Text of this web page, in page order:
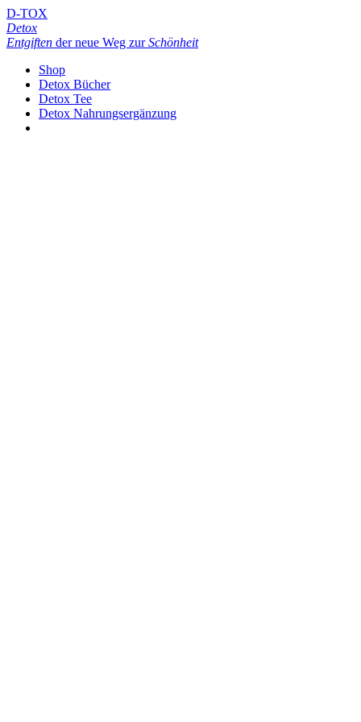
D-TOX
Detox
Entgiften der neue Weg zurSchönheit
Shop
Detox Bücher
Detox Tee
Detox Nahrungsergänzung